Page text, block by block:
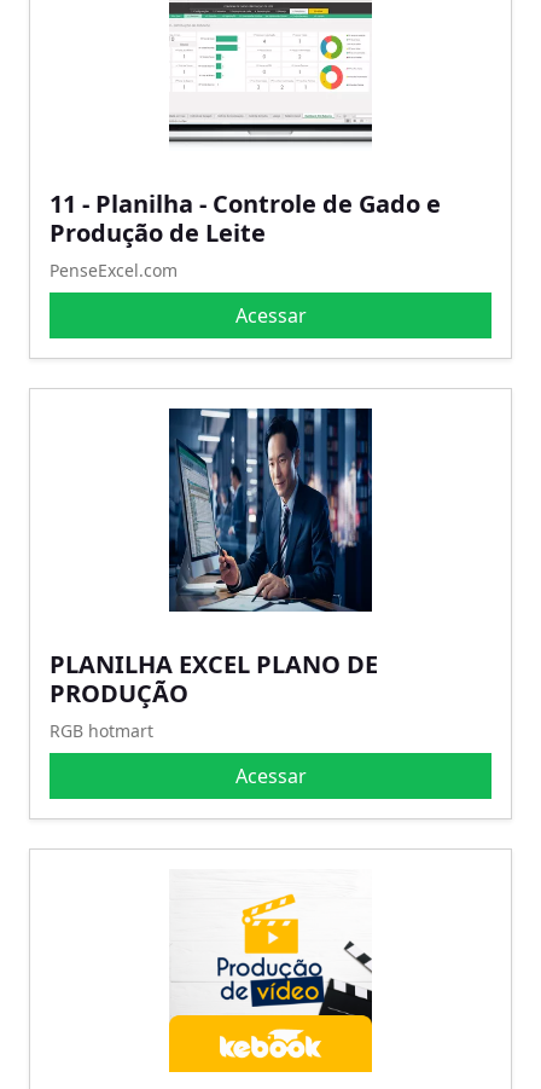
11 - Planilha - Controle de Gado e
Produção de Leite
PenseExcel.com
Acessar
PLANILHA EXCEL PLANO DE
PRODUÇÃO
RGB hotmart
Acessar